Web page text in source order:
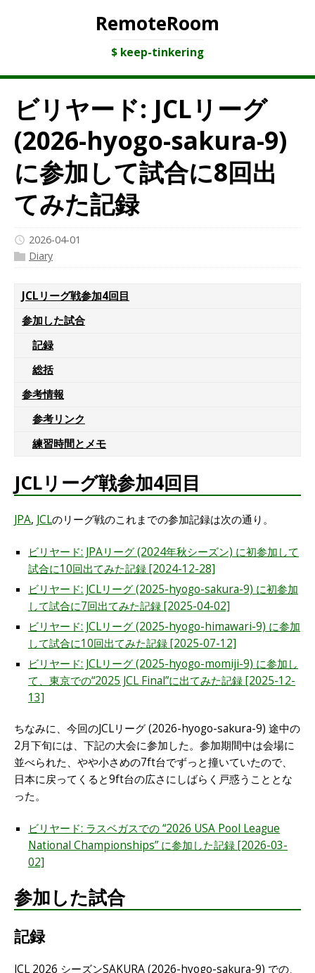
RemoteRoom
$ keep-tinkering
ビリヤード: JCLリーグ
(2026-hyogo-sakura-9)
に参加して試合に8回出
てみた記録
2026-04-01
Diary
JCLリーグ戦参加4回目
参加した試合
記録
総括
参考情報
参考リンク
練習時間とメモ
JCLリーグ戦参加4回目
JPA, JCLのリーグ戦のこれまでの参加記録は次の通り。
ビリヤード: JPAリーグ (2024年秋シーズン) に初参加して
試合に10回出てみた記録 [2024-12-28]
ビリヤード: JCLリーグ (2025-hyogo-sakura-9) に初参加
して試合に7回出てみた記録 [2025-04-02]
ビリヤード: JCLリーグ (2025-hyogo-himawari-9) に参加
して試合に10回出てみた記録 [2025-07-12]
ビリヤード: JCLリーグ (2025-hyogo-momiji-9) に参加し
て、東京での“2025 JCL Final”に出てみた記録 [2025-12-
13]
ちなみに、今回のJCLリーグ (2026-hyogo-sakura-9) 途中の
2月下旬には、下記の大会に参加した。参加期間中は会場に
並べられた、やや小さめの7ft台でずっと撞いていたので、
日本に戻ってくると9ft台の広さにしばらく戸惑うこととな
った。
ビリヤード: ラスベガスでの “2026 USA Pool League
National Championships” に参加した記録 [2026-03-
02]
参加した試合
記録
JCL 2026 シーズンSAKURA (2026-hyogo-sakura-9) での、